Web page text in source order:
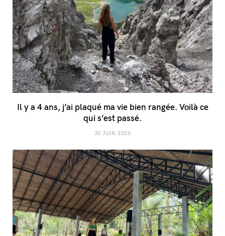
Il y a 4 ans, j’ai plaqué ma vie bien rangée. Voilà ce
qui s’est passé.
30 JUIN 2026